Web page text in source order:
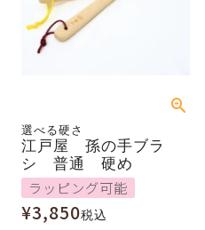
選べる硬さ
江戸屋 孫の手ブラ
シ 普通 硬め
ラッピング可能
¥3,850税込